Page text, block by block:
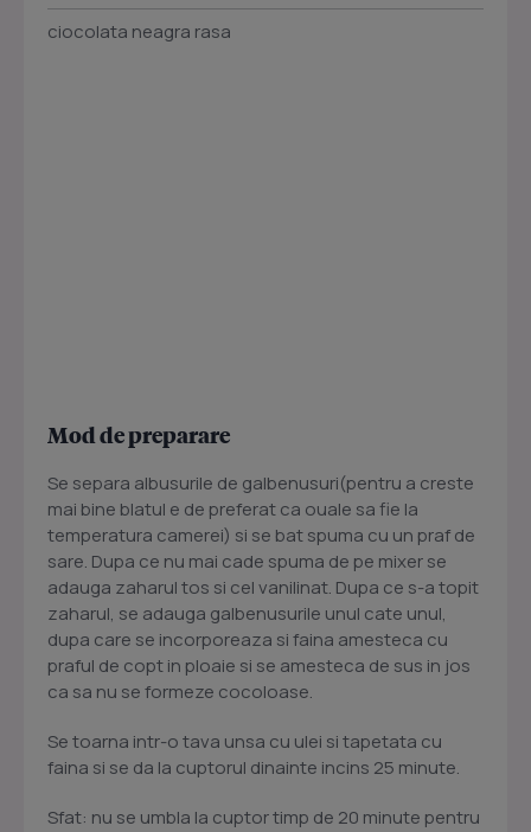
ciocolata neagra rasa
Mod de preparare
Se separa albusurile de galbenusuri(pentru a creste
mai bine blatul e de preferat ca ouale sa fie la
temperatura camerei) si se bat spuma cu un praf de
sare. Dupa ce nu mai cade spuma de pe mixer se
adauga zaharul tos si cel vanilinat. Dupa ce s-a topit
zaharul, se adauga galbenusurile unul cate unul,
dupa care se incorporeaza si faina amesteca cu
praful de copt in ploaie si se amesteca de sus in jos
ca sa nu se formeze cocoloase.
Se toarna intr-o tava unsa cu ulei si tapetata cu
faina si se da la cuptorul dinainte incins 25 minute.
Sfat: nu se umbla la cuptor timp de 20 minute pentru